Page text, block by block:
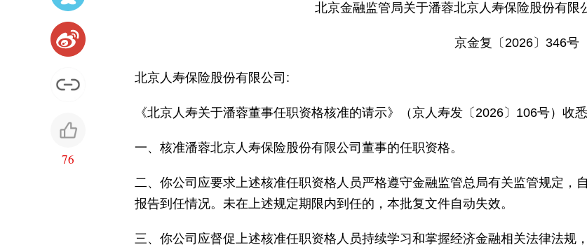
76
北京金融监管局关于潘蓉北京人寿保险股份有限
京金复〔2026〕346号
北京人寿保险股份有限公司:
《北京人寿关于潘蓉董事任职资格核准的请示》（京人寿发〔2026〕106号）收
一、核准潘蓉北京人寿保险股份有限公司董事的任职资格。
二、你公司应要求上述核准任职资格人员严格遵守金融监管总局有关监管规定，
报告到任情况。未在上述规定期限内到任的，本批复文件自动失效。
三、你公司应督促上述核准任职资格人员持续学习和掌握经济金融相关法律法规